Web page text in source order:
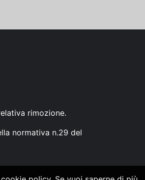
rimozione.
normativa n.29 del